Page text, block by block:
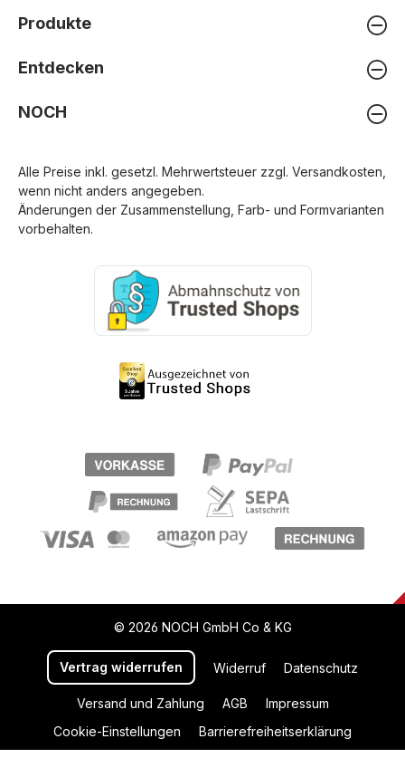
Produkte
Entdecken
NOCH
Alle Preise inkl. gesetzl. Mehrwertsteuer zzgl. Versandkosten
wenn nicht anders angegeben.
Änderungen der Zusammenstellung, Farb- und Formvarianten
vorbehalten.
© 2026 NOCH GmbH Co & KG
Vertrag widerrufen Widerruf Datenschutz
Versand und Zahlung AGB
Impressum
Cookie-Einstellungen
Barrierefreiheitserklärung